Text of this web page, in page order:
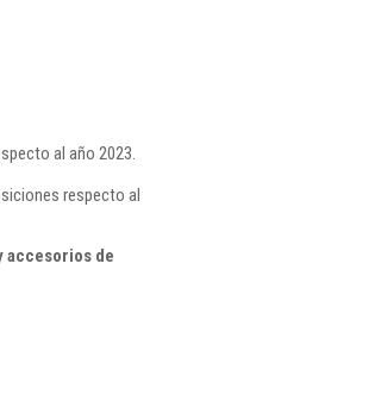
al año 2023.
respecto al
accesorios de